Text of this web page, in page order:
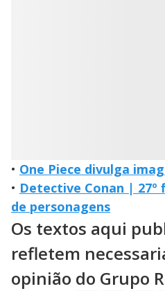
• One Piece divulga
• Detective Conan | 27º
de personagens
Os textos aqui
refletem
opinião do Grupo